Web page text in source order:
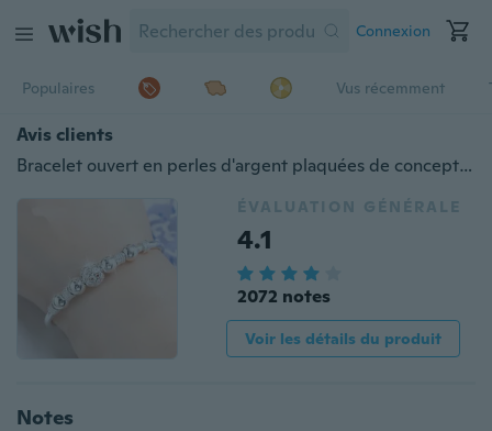
Connexion
Populaires Vus récemment
Avis clients
Bracelet ouvert en perles d'argent plaquées de conception de luxe pour femmes (taille: A, B, C)
ÉVALUATION GÉNÉRALE
4.1
2072 notes
Voir les détails du produit
Notes